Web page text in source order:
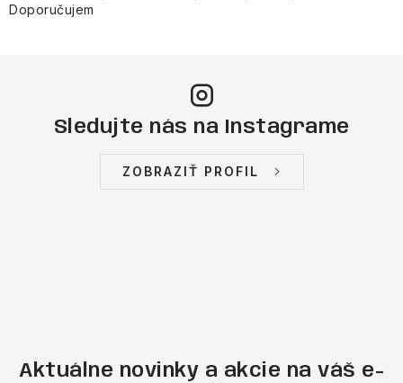
Doporučujem
Sledujte nás na Instagrame
ZOBRAZIŤ PROFIL
Aktuálne novinky a akcie na váš e-